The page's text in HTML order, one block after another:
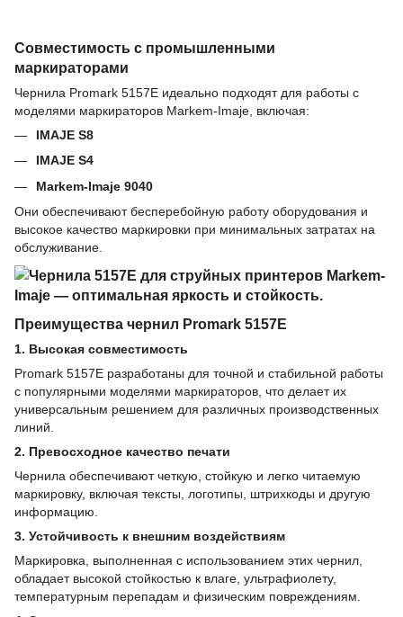
Совместимость с промышленными
маркираторами
Чернила Promark 5157E идеально подходят для работы с
моделями маркираторов Markem-Imaje, включая:
IMAJE S8
IMAJE S4
Markem-Imaje 9040
Они обеспечивают бесперебойную работу оборудования и
высокое качество маркировки при минимальных затратах на
обслуживание.
Преимущества чернил Promark 5157E
1. Высокая совместимость
Promark 5157E разработаны для точной и стабильной работы
с популярными моделями маркираторов, что делает их
универсальным решением для различных производственных
линий.
2. Превосходное качество печати
Чернила обеспечивают четкую, стойкую и легко читаемую
маркировку, включая тексты, логотипы, штрихкоды и другую
информацию.
3. Устойчивость к внешним воздействиям
Маркировка, выполненная с использованием этих чернил,
обладает высокой стойкостью к влаге, ультрафиолету,
температурным перепадам и физическим повреждениям.